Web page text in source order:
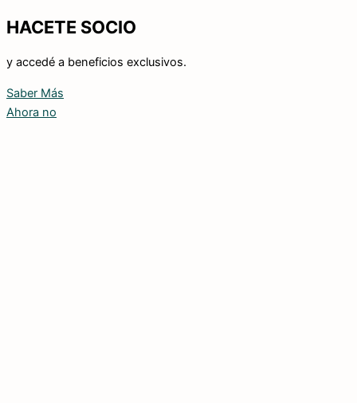
HACETE SOCIO
y accedé a beneficios exclusivos.
Saber Más
Ahora no